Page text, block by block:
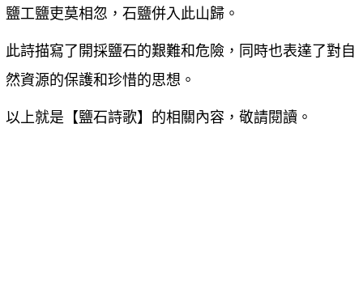
鹽工鹽吏莫相忽，石鹽併入此山歸。
此詩描寫了開採鹽石的艱難和危險，同時也表達了對自
然資源的保護和珍惜的思想。
以上就是【鹽石詩歌】的相關內容，敬請閱讀。